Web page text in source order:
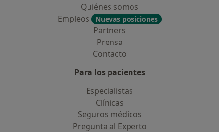
Quiénes somos
Empleos
Nuevas posiciones
Partners
Prensa
Contacto
Para los pacientes
Especialistas
Clínicas
Seguros médicos
Pregunta al Experto